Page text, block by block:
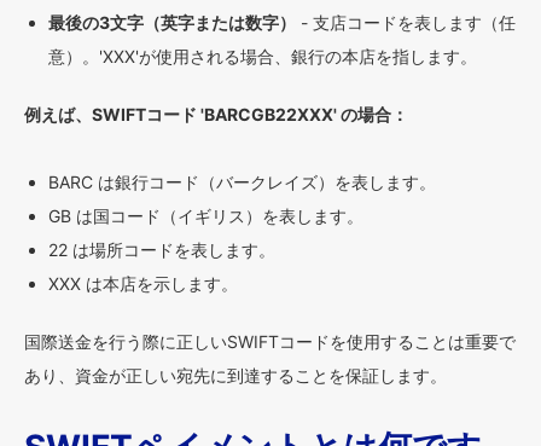
最後の3文字（英字または数字）
- 支店コードを表します（任
意）。'XXX'が使用される場合、銀行の本店を指します。
例えば、SWIFTコード 'BARCGB22XXX' の場合：
BARC は銀行コード（バークレイズ）を表します。
GB は国コード（イギリス）を表します。
22 は場所コードを表します。
XXX は本店を示します。
国際送金を行う際に正しいSWIFTコードを使用することは重要で
あり、資金が正しい宛先に到達することを保証します。